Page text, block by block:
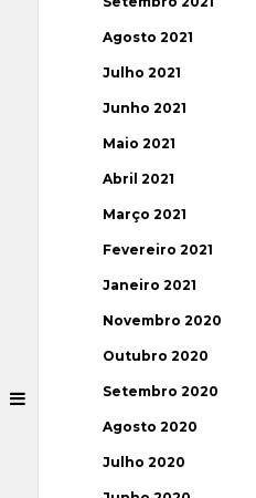
Agosto 2021
Julho 2021
Junho 2021
Maio 2021
Abril 2021
Março 2021
Fevereiro 2021
Janeiro 2021
Novembro 2020
Outubro 2020
Setembro 2020
Agosto 2020
Julho 2020